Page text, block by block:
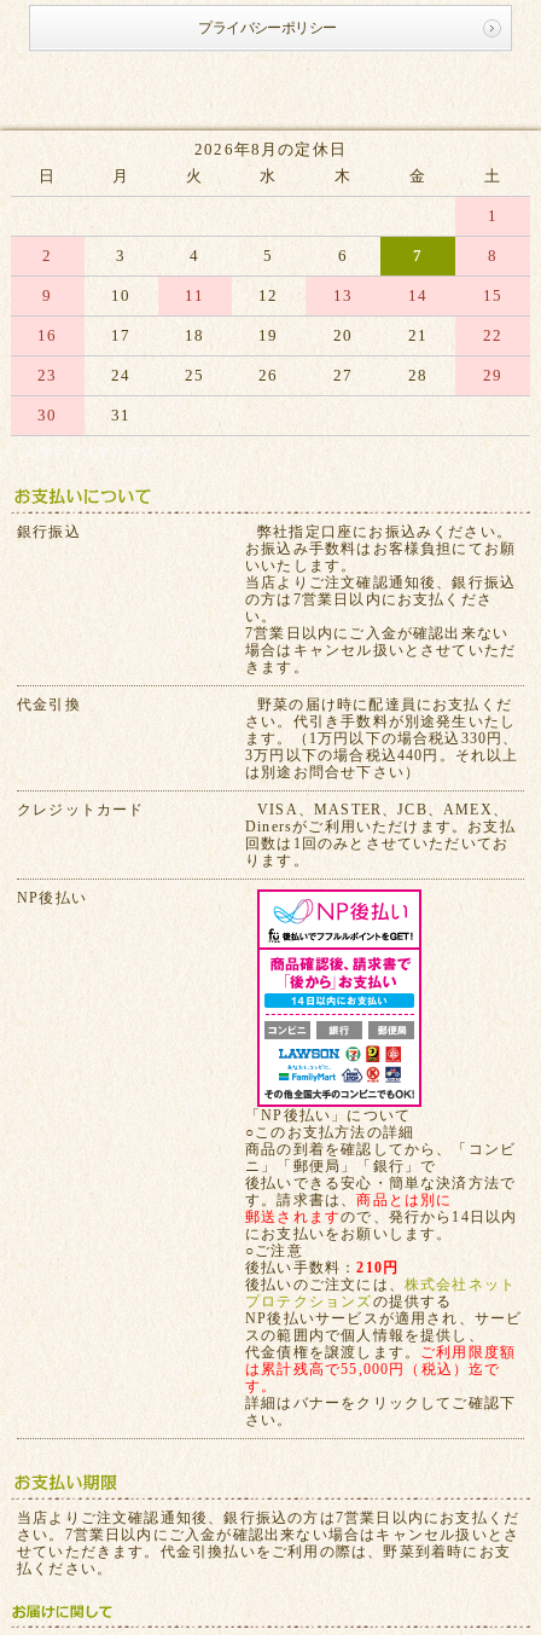
プライバシーポリシー
2026年8月の定休日
日
月 火 水 木 金 土
1
2 3 4 5 6 7 8
9 10 11 12 13 14 15
16 17 18 19 20 21 22
23 24 25 26 27 28 29
30 31
※赤字は休業日です
銀行振込
弊社指定口座にお振込みください。
お振込み手数料はお客様負担にてお願
いいたします。
当店よりご注文確認通知後、銀行振込
の方は7営業日以内にお支払くださ
い。
7営業日以内にご入金が確認出来ない
場合はキャンセル扱いとさせていただ
きます。
代金引換
野菜の届け時に配達員にお支払くだ
さい。代引き手数料が別途発生いたし
ます。（1万円以下の場合税込330円、
3万円以下の場合税込440円。それ以上
は別途お問合せ下さい）
クレジットカード
VISA、MASTER、JCB、AMEX、
Dinersがご利用いただけます。お支払
回数は1回のみとさせていただいてお
ります。
NP後払い
「NP後払い」について
○このお支払方法の詳細
商品の到着を確認してから、「コンビ
ニ」「郵便局」「銀行」で
後払いできる安心・簡単な決済方法で
す。請求書は、商品とは別に
郵送されますので、発行から14日以内
にお支払いをお願いします。
○ご注意
後払い手数料：210円
後払いのご注文には、 株式会社ネット
プロテクションズの提供する
NP後払いサービスが適用され、サービ
スの範囲内で個人情報を提供し、
代金債権を譲渡します。 ご利用限度額
は累計残高で55,000円（税込）迄で
す。
詳細はバナーをクリックしてご確認下
さい。
当店よりご注文確認通知後、銀行振込の方は7営業日以内にお支払くだ
さい。7営業日以内にご入金が確認出来ない場合はキャンセル扱いとさ
せていただきます。代金引換払いをご利用の際は、野菜到着時にお支
払ください。